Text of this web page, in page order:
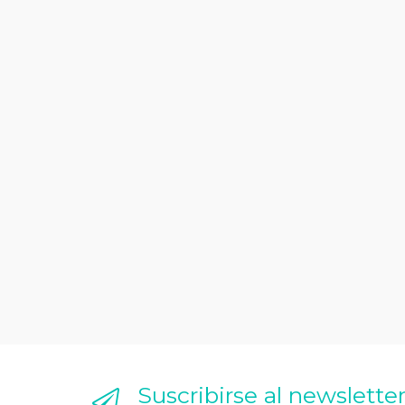
Suscribirse al newsletter